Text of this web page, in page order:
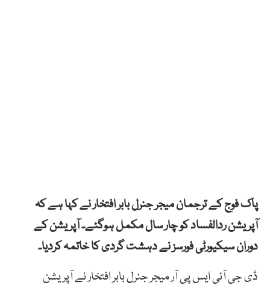
پاک فوج کے ترجمان میجر جنرل بابر افتخار نے کہا ہے کہ
آپریشن ردالفساد کو چار سال مکمل ہوگئے۔ آپریشن کے
دوران سیکیورٹی فورسز نے دہشت گردی کا خاتمہ کردیا۔
ڈی جی آئی ایس پی آر میجر جنرل بابر افتخار نے آپریشن